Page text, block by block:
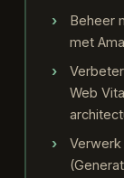
Beheer
met
Web
Verwerk